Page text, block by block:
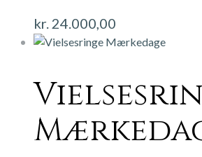
kr. 24.000,00